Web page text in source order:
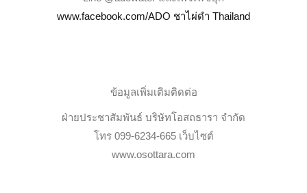
www.facebook.com/ADO ชาไผ่ดำ Thailand
ข้อมูลเพิ่มเติมติดต่อ
ฝ่ายประชาสัมพันธ์ บริษัทโอสถธารา จำกัด
โทร 099-6234-665 เว็บไซต์
www.osottara.com